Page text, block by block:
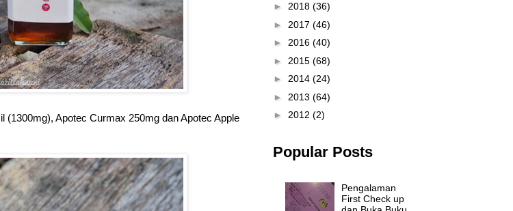
(1300mg), Apotec Curmax 250mg dan Apotec Apple
► 2018 (36)
► 2017 (46)
► 2016 (40)
► 2015 (68)
► 2014 (24)
► 2013 (64)
► 2012 (2)
Popular Posts
Pengalaman
First Check up